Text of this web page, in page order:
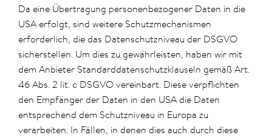
Da eine Übertragung personenbezogener Daten in die
USA erfolgt, sind weitere Schutzmechanismen
erforderlich, die das Datenschutzniveau der DSGVO
sicherstellen. Um dies zu gewährleisten, haben wir mit
dem Anbieter Standarddatenschutzklauseln gemäß Art.
46 Abs. 2 lit. c DSGVO vereinbart. Diese verpflichten
den Empfänger der Daten in den USA die Daten
entsprechend dem Schutzniveau in Europa zu
verarbeiten. In Fällen, in denen dies auch durch diese